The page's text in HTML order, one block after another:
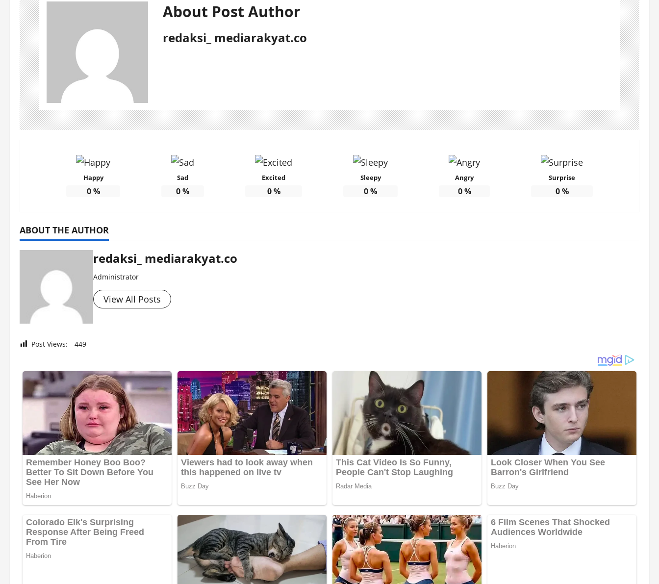
About Post Author
redaksi_ mediarakyat.co
Happy
0%
Sad
0%
Excited
0%
Sleepy
0%
Angry
0%
Surprise
0%
ABOUT THE AUTHOR
redaksi_ mediarakyat.co
Administrator
View All Posts
Post Views: 449